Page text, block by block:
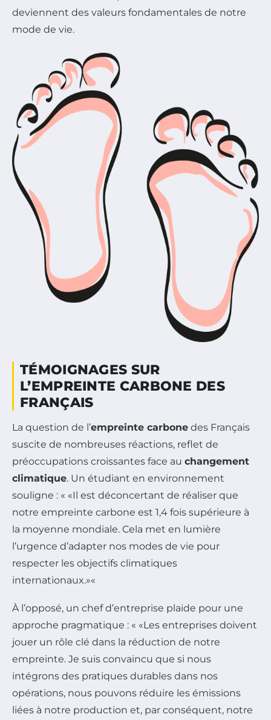
deviennent des valeurs fondamentales de notre
mode de vie.
TÉMOIGNAGES SUR
L’EMPREINTE CARBONE DES
FRANÇAIS
La question de l’empreinte carbone des Français
suscite de nombreuses réactions, reflet de
préoccupations croissantes face au changement
climatique. Un étudiant en environnement
souligne : «
Il est déconcertant de réaliser que
notre empreinte carbone est 1,4 fois supérieure à
la moyenne mondiale. Cela met en lumière
l’urgence d’adapter nos modes de vie pour
respecter les objectifs climatiques
internationaux. «
À l’opposé, un chef d’entreprise plaide pour une
approche pragmatique : «
Les entreprises doivent
jouer un rôle clé dans la réduction de notre
empreinte. Je suis convaincu que si nous
intégrons des pratiques durables dans nos
opérations, nous pouvons réduire les émissions
liées à notre production et, par conséquent, notre